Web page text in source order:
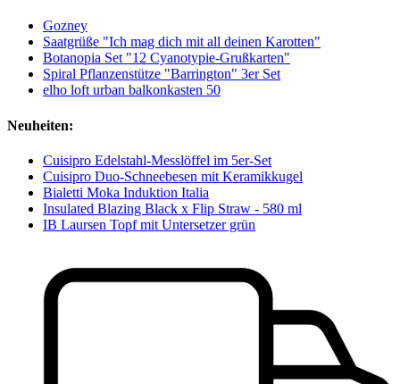
Gozney
Saatgrüße "Ich mag dich mit all deinen Karotten"
Botanopia Set "12 Cyanotypie-Grußkarten"
Spiral Pflanzenstütze "Barrington" 3er Set
elho loft urban balkonkasten 50
Neuheiten:
Cuisipro Edelstahl-Messlöffel im 5er-Set
Cuisipro Duo-Schneebesen mit Keramikkugel
Bialetti Moka Induktion Italia
Insulated Blazing Black x Flip Straw - 580 ml
IB Laursen Topf mit Untersetzer grün